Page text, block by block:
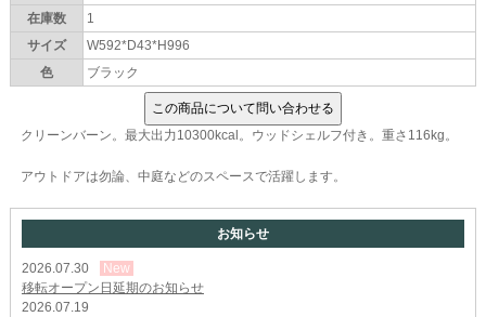
在庫数
1
サイズ
W592*D43*H996
色
ブラック
クリーンバーン。最大出力10300kcal。ウッドシェルフ付き。重さ116kg。
アウトドアは勿論、中庭などのスペースで活躍します。
お知らせ
2026.07.30
New
移転オープン日延期のお知らせ
2026.07.19